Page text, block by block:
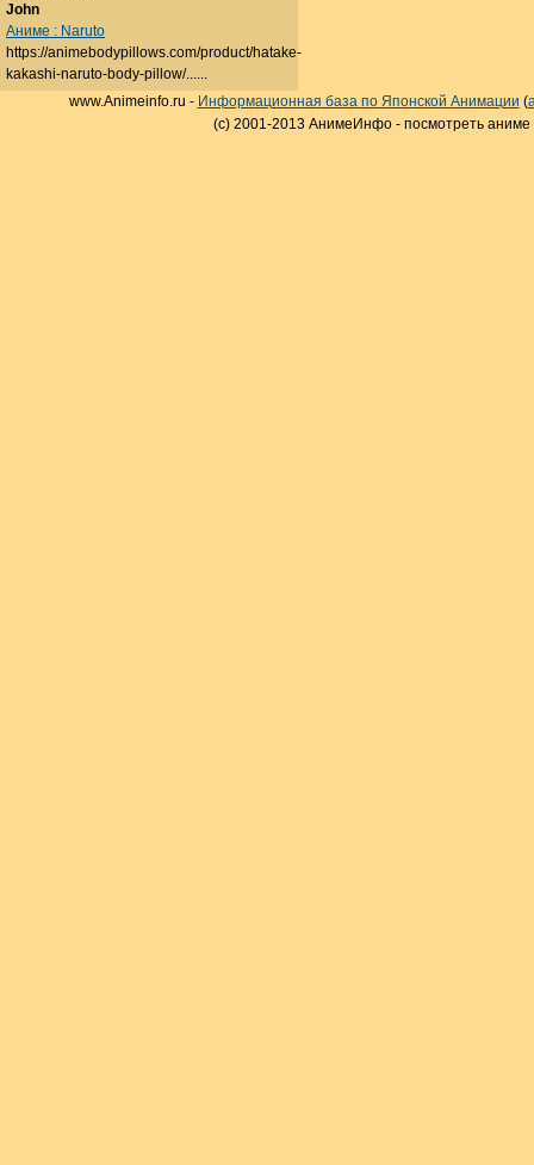
John
Аниме : Naruto
https://animebodypillows.com/product/hatake-
kakashi-naruto-body-pillow/......
www.Animeinfo.ru - Информационная база по Японской Анимации (
(c) 2001-2013 АнимеИнфо - посмотреть аниме